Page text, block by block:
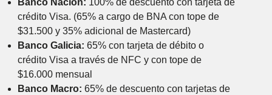
Banco Nación: 100% de descuento con tarjeta de
crédito Visa. (65% a cargo de BNA con tope de
$31.500 y 35% adicional de Mastercard)
Banco Galicia: 65% con tarjeta de débito o
crédito Visa a través de NFC y con tope de
$16.000 mensual
Banco Macro: 65% de descuento con tarjetas de